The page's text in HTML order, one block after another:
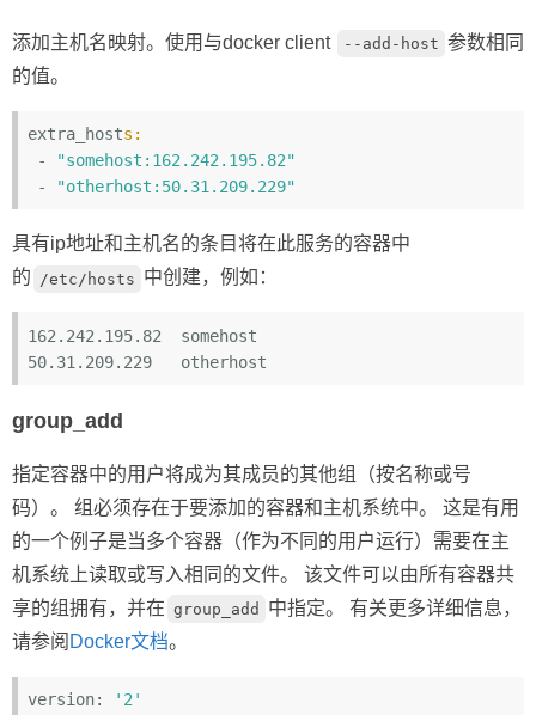
添加主机名映射。使用与docker client --add-host 参数相同
的值。
extra_hosts:
-
"somehost:162.242.195.82"
-
"otherhost:50.31.209.229"
具有ip地址和主机名的条目将在此服务的容器中
的
/etc/hosts 中创建，例如：
162 .242 .195.82
somehost
50.31 .209.229 otherhost
group_add
指定容器中的用户将成为其成员的其他组（按名称或号
码）。 组必须存在于要添加的容器和主机系统中。 这是有用
的一个例子是当多个容器（作为不同的用户运行）需要在主
机系统上读取或写入相同的文件。 该文件可以由所有容器共
享的组拥有，并在 group_add
中指定。 有关更多详细信息，
请参阅 Docker文档。
version:
'2'